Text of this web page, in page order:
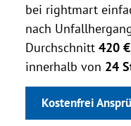
bei rightmart
nach
Durchschnitt 420
innerhalb von 24
Kostenfrei